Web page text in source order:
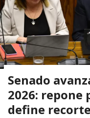
Senado
2026: repone
define